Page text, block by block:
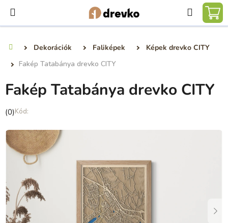
fő
Dekorációk Faliképek
Képek drevko CITY
Fakép Tatabánya drevko CITY
Fakép Tatabánya drevko CITY
A
átlagos
értékelése
5-
csillag.
(0)